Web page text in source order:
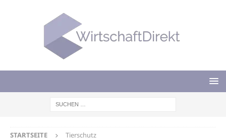
STARTSEITE Tierschutz